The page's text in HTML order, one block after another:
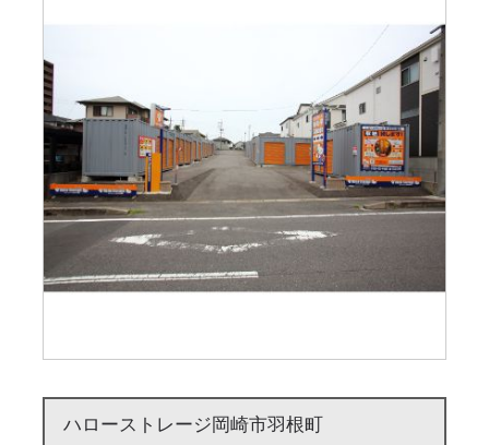
ハローストレージ岡崎市羽根町